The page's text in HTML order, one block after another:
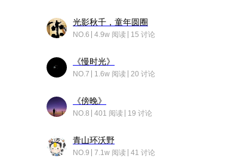
光影秋千，童年圆圈
NO.6 4.9w 阅读 15 讨论
《慢时光》
NO.7 1.6w 阅读 20 讨论
《傍晚》
NO.8 401 阅读 19 讨论
青山环沃野
NO.9 7.1w 阅读 41 讨论